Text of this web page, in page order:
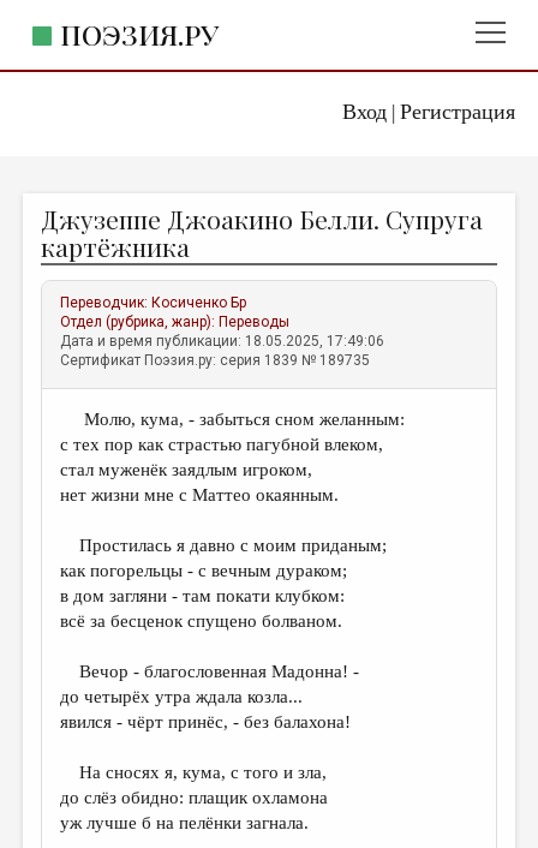
Вход| Регистрация
ПОЭЗИЯ.РУ
ЖАНРЫ
АВТОРЫ
КОММЕНТАРИИ
ЛИТСАЛОН
ПРАВИЛА САЙТА
ОТДЕЛЫ И РУБРИКИ
ДАЙДЖЕСТ
ПРОИЗВЕДЕНИЯ
КОНКУРСЫ
КНИЖНАЯ ПОЛКА
ОБЗОР ЛИТЕРАТУРЫ
Джузеппе Джоакино Белли. Супруга
картёжника
Переводчик: Косиченко Бр
Отдел (рубрика, жанр): Переводы
Дата и время публикации: 18.05.2025, 17:49:06
Сертификат Поэзия.ру: серия 1839 № 189735
Молю, кума, - забыться сном желанным:
с тех пор как страстью пагубной влеком,
стал муженёк заядлым игроком,
нет жизни мне с Маттео окаянным.
Простилась я давно с моим приданым;
как погорельцы - с вечным дураком;
в дом загляни - там покати клубком:
всё за бесценок спущено болваном.
Вечор - благословенная Мадонна! -
до четырёх утра ждала козла...
явился - чёрт принёс, - без балахона!
На сносях я, кума, с того и зла,
до слёз обидно: плащик охламона
уж лучше б на пелёнки загнала.